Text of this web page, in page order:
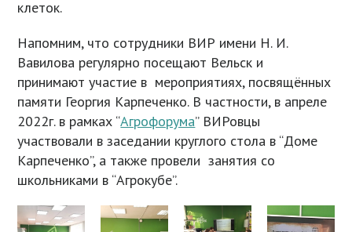
клеток.
Напомним, что сотрудники ВИР имени Н. И.
Вавилова регулярно посещают Вельск и
принимают участие в мероприятиях, посвящённых
памяти Георгия Карпеченко. В частности, в апреле
2022г. в рамках “Агрофорума” ВИРовцы
участвовали в заседании круглого стола в “Доме
Карпеченко”, а также провели занятия со
школьниками в “Агрокубе”.